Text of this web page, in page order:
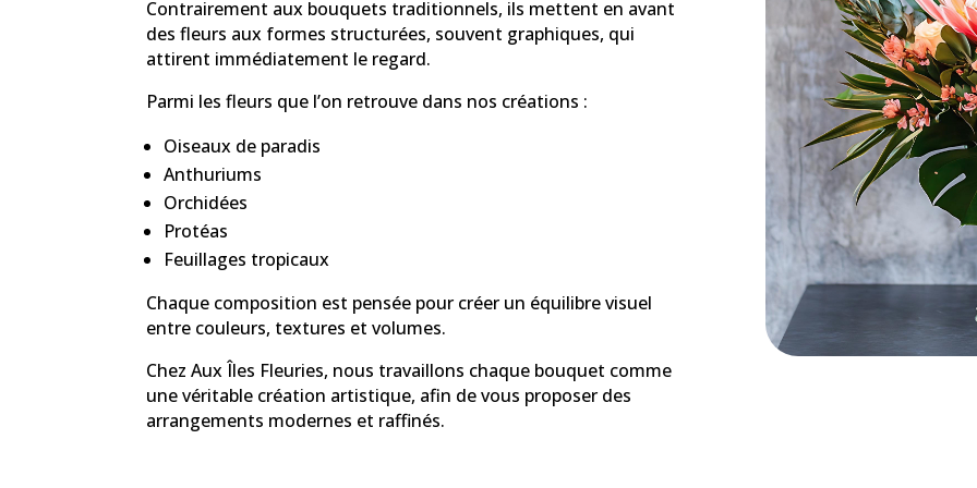
Contrairement aux bouquets traditionnels, ils mettent en avant
des fleurs aux formes structurées, souvent graphiques, qui
attirent immédiatement le regard.
Parmi les fleurs que l’on retrouve dans nos créations :
Oiseaux de paradis
Anthuriums
Orchidées
Protéas
Feuillages tropicaux
Chaque composition est pensée pour créer un équilibre visuel
entre couleurs, textures et volumes.
Chez Aux Îles Fleuries, nous travaillons chaque bouquet comme
une véritable création artistique, afin de vous proposer des
arrangements modernes et raffinés.